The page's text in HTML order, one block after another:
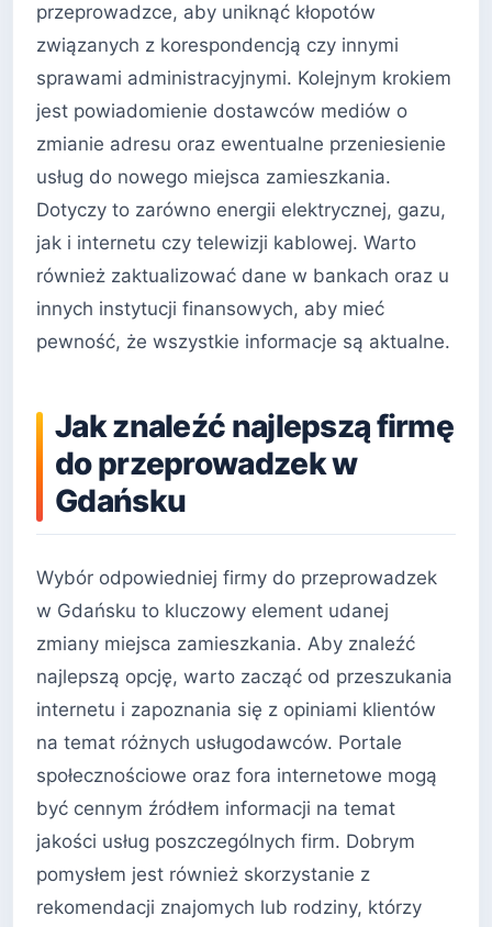
przeprowadzce, aby uniknąć kłopotów
związanych z korespondencją czy innymi
sprawami administracyjnymi. Kolejnym krokiem
jest powiadomienie dostawców mediów o
zmianie adresu oraz ewentualne przeniesienie
usług do nowego miejsca zamieszkania.
Dotyczy to zarówno energii elektrycznej, gazu,
jak i internetu czy telewizji kablowej. Warto
również zaktualizować dane w bankach oraz u
innych instytucji finansowych, aby mieć
pewność, że wszystkie informacje są aktualne.
Jak znaleźć najlepszą firmę
do przeprowadzek w
Gdańsku
Wybór odpowiedniej firmy do przeprowadzek
w Gdańsku to kluczowy element udanej
zmiany miejsca zamieszkania. Aby znaleźć
najlepszą opcję, warto zacząć od przeszukania
internetu i zapoznania się z opiniami klientów
na temat różnych usługodawców. Portale
społecznościowe oraz fora internetowe mogą
być cennym źródłem informacji na temat
jakości usług poszczególnych firm. Dobrym
pomysłem jest również skorzystanie z
rekomendacji znajomych lub rodziny, którzy